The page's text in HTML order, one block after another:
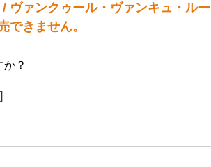
ヴァンクゥール・ヴァンキュ・ルー
できません。
？